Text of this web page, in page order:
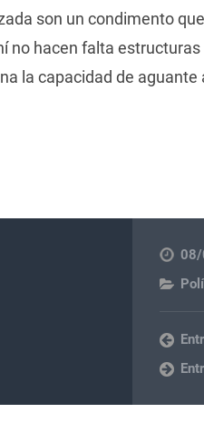
son un condimento
no hacen falta
la capacidad de aguante